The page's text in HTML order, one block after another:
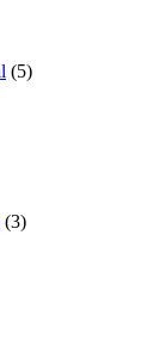
(5)
(3)